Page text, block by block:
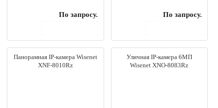
По запросу.
По запросу.
Панорамная IP-камера Wisenet
XNF-8010Rz
Уличная IP-камера 6МП
Wisenet XNO-8083Rz